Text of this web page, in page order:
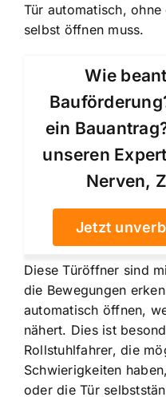
Tür automatisch,
selbst öffnen muss.
Wie
ein
unseren
Nerven,
Jetzt
Diese Türöffner sind
die Bewegungen
automatisch öffnen,
nähert. Dies ist
Rollstuhlfahrer, die
Schwierigkeiten
oder die Tür